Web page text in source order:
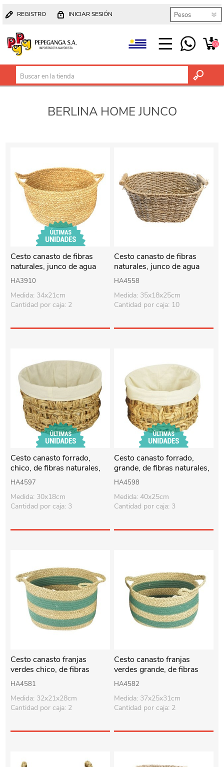
REGISTRO INICIAR SESIÓN
(0)
BERLINA HOME JUNCO
Cesto canasto de fibras
naturales, junco de agua
HA3910
Medida: 34x21cm
Cantidad por caja: 2
Cesto canasto de fibras
naturales, junco de agua
HA4558
Medida: 35x18x25cm
Cantidad por caja: 10
Cesto canasto forrado,
chico, de fibras naturales,
junco de agua
HA4597
Medida: 30x18cm
Cantidad por caja: 3
Cesto canasto forrado,
grande, de fibras naturales,
junco de agua
HA4598
Medida: 40x25cm
Cantidad por caja: 3
Cesto canasto franjas
verdes chico, de fibras
naturales, junco de agua
HA4581
Medida: 32x21x28cm
Cantidad por caja: 2
Cesto canasto franjas
verdes grande, de fibras
naturales, junco de agua
HA4582
Medida: 37x25x31cm
Cantidad por caja: 2